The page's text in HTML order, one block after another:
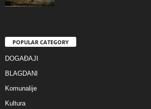
POPULAR CATEGORY
DOGAĐAJI
BLAGDANI
Komunalije
Kultura